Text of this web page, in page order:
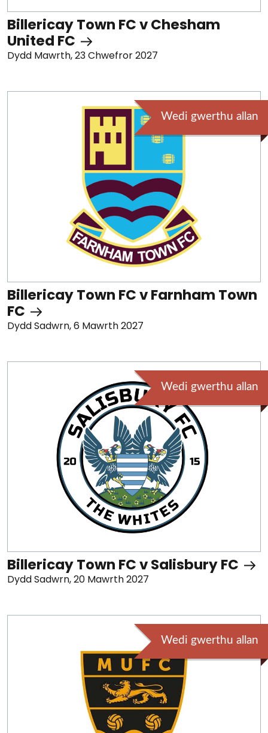
Billericay Town FC v Chesham
United FC
Dydd Mawrth, 23 Chwefror 2027
Wedi gwerthu allan
Billericay Town FC v Farnham Town
FC
Dydd Sadwrn, 6 Mawrth 2027
Wedi gwerthu allan
Billericay Town FC v Salisbury FC
Dydd Sadwrn, 20 Mawrth 2027
Wedi gwerthu allan